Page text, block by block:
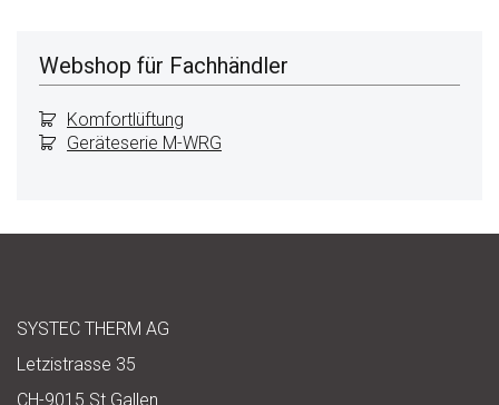
Webshop für Fachhändler
Komfortlüftung
Geräteserie M-WRG
SYSTEC THERM AG
Letzistrasse 35
CH-9015 St.Gallen